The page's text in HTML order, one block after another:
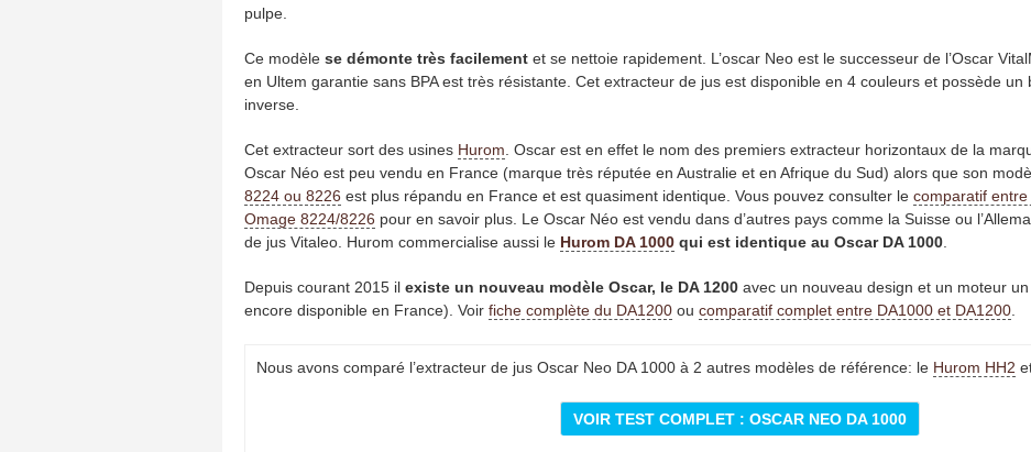
pulpe.
Ce modèle se démonte très facilement et se nettoie rapidement. L’oscar Neo est le successeur de l’Oscar
en Ultem garantie sans BPA est très résistante. Cet extracteur de jus est disponible en 4 couleurs et possède
inverse.
Cet extracteur sort des usines Hurom . Oscar est en effet le nom des premiers extracteur horizontaux de la
Oscar Néo est peu vendu en France (marque très réputée en Australie et en Afrique du Sud) alors que son
8224 ou 8226 est plus répandu en France et est quasiment identique. Vous pouvez consulter le comparatif
Omage 8224/8226 pour en savoir plus. Le Oscar Néo est vendu dans d’autres pays comme la Suisse ou
de jus Vitaleo. Hurom commercialise aussi le Hurom DA 1000 qui est identique au Oscar DA 1000
Depuis courant 2015 il existe un nouveau modèle Oscar, le DA 1200 avec un nouveau design et un moteur
encore disponible en France). Voir fiche complète du DA1200 ou comparatif complet entre DA1000 et DA1200
Nous avons comparé l’extracteur de jus Oscar Neo DA 1000 à 2 autres modèles de référence: le Hurom HH2
VOIR TEST COMPLET : OSCAR NEO DA 1000